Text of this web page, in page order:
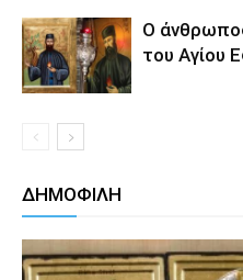
Ο
του Αγίου
ΔΗΜΟΦΙΛΗ